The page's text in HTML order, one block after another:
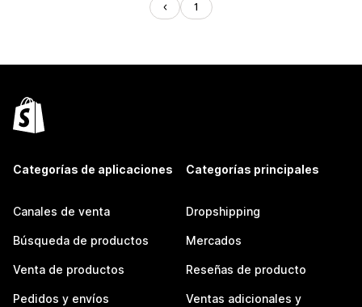
1
Categorías de aplicaciones
Canales de venta
Búsqueda de productos
Venta de productos
Pedidos y envíos
Categorías principales
Dropshipping
Mercados
Reseñas de producto
Ventas adicionales y